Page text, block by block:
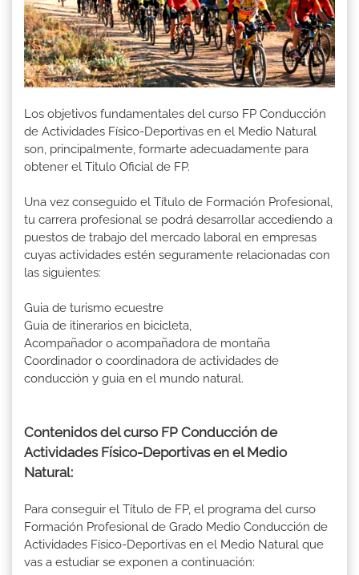
Los objetivos fundamentales del curso FP Conducción
de Actividades Físico-Deportivas en el Medio Natural
son, principalmente, formarte adecuadamente para
obtener el Titulo Oficial de FP.
Una vez conseguido el Título de Formación Profesional,
tu carrera profesional se podrá desarrollar accediendo a
puestos de trabajo del mercado laboral en empresas
cuyas actividades estén seguramente relacionadas con
las siguientes:
Guia de turismo ecuestre
Guia de itinerarios en bicicleta,
Acompañador o acompañadora de montaña
Coordinador o coordinadora de actividades de
conducción y guia en el mundo natural.
Contenidos del curso FP Conducción de
Actividades Físico-Deportivas en el Medio
Natural:
Para conseguir el Título de FP, el programa del curso
Formación Profesional de Grado Medio Conducción de
Actividades Físico-Deportivas en el Medio Natural que
vas a estudiar se exponen a continuación: